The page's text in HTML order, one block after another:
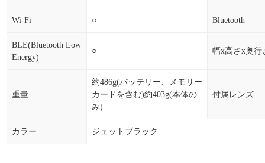
Wi-Fi ○ Bluetooth
BLE(Bluetooth Low
Energy)
○ 幅x高さx奥行
重量
約486g(バッテリー、メモリー
カードを含む)約403g(本体の
み)
付属レンズ
カラー ジェットブラック